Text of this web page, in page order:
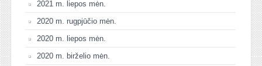
2021 m. liepos mėn.
2020 m. rugpjūčio mėn.
2020 m. liepos mėn.
2020 m. birželio mėn.